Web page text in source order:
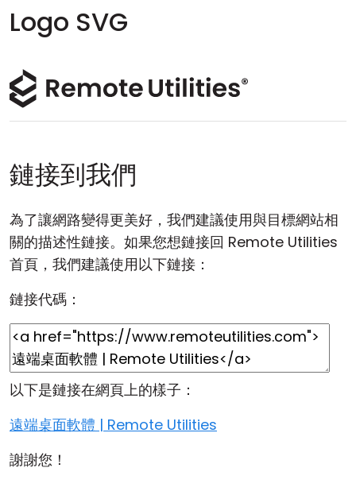
Logo SVG
鏈接到我們
為了讓網路變得更美好，我們建議使用與目標網站相
關的描述性鏈接。如果您想鏈接回 Remote Utilities
首頁，我們建議使用以下鏈接：
鏈接代碼：
以下是鏈接在網頁上的樣子：
遠端桌面軟體 | Remote Utilities
謝謝您！